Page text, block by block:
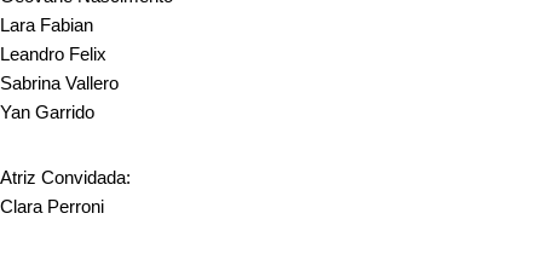
Lara Fabian
Leandro Felix
Sabrina Vallero
Yan Garrido
Atriz Convidada:
Clara Perroni